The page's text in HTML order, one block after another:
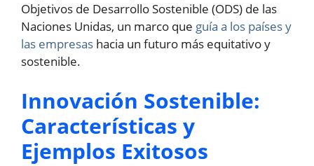
Objetivos de Desarrollo Sostenible (ODS) de las
Naciones Unidas, un marco que guía a los países y
las empresas hacia un futuro más equitativo y
sostenible.
Innovación Sostenible:
Características y
Ejemplos Exitosos